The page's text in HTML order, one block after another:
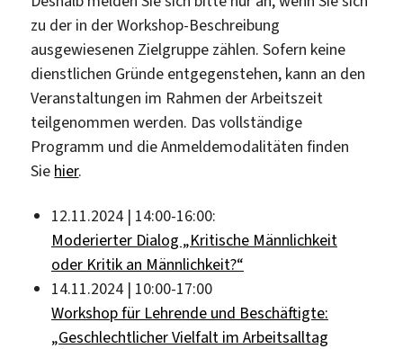
zu der in der Workshop-Beschreibung
ausgewiesenen Zielgruppe zählen. Sofern keine
dienstlichen Gründe entgegenstehen, kann an den
Veranstaltungen im Rahmen der Arbeitszeit
teilgenommen werden. Das vollständige
Programm und die Anmeldemodalitäten finden
Sie hier.
12.11.2024 | 14:00-16:00:
Moderierter Dialog „Kritische Männlichkeit
oder Kritik an Männlichkeit?“
14.11.2024 | 10:00-17:00
Workshop für Lehrende und Beschäftigte:
„Geschlechtlicher Vielfalt im Arbeitsalltag